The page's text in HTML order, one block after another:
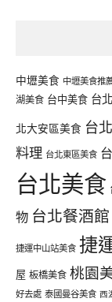
中壢美食 中壢美食推
湖美食 台中美食 台
北大安區美食 台
料理 台北東區美食
台北美食
物 台北餐酒館
捷運中山站美食 捷
屋 板橋美食 桃園
好去處 泰國曼谷美食 西